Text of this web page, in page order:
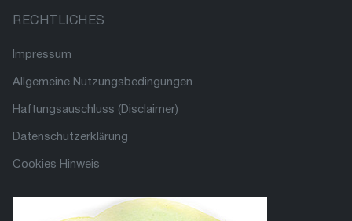
RECHTLICHES
Impressum
Allgemeine Nutzungsbedingungen
Haftungsauschluss (Disclaimer)
Datenschutzerklärung
Cookies Hinweis